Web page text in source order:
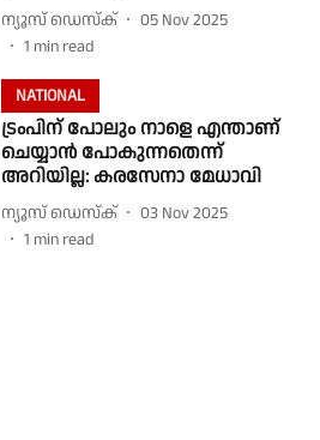
ന്യൂസ് ഡെസ്ക്
05 Nov 2025
1 min read
NATIONAL
ട്രംപിന് പോലും നാളെ എന്താണ്
ചെയ്യാൻ പോകുന്നതെന്ന്
അറിയില്ല: കരസേനാ മേധാവി
ന്യൂസ് ഡെസ്ക്
03 Nov 2025
1 min read